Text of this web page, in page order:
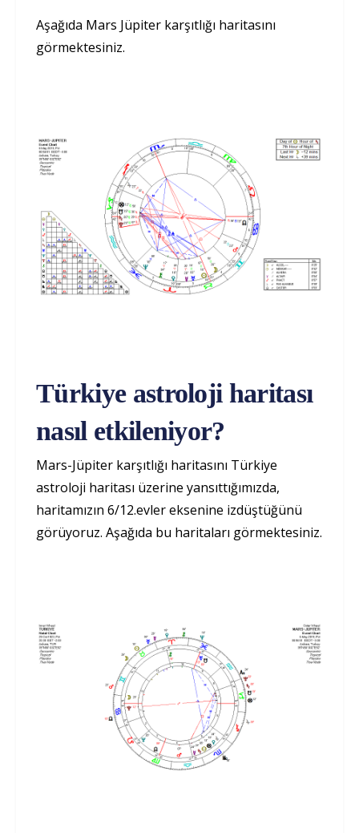
Aşağıda Mars Jüpiter karşıtlığı haritasını
görmektesiniz.
Türkiye astroloji haritası
nasıl etkileniyor?
Mars-Jüpiter karşıtlığı haritasını Türkiye
astroloji haritası üzerine yansıttığımızda,
haritamızın 6/12.evler eksenine izdüştüğünü
görüyoruz. Aşağıda bu haritaları görmektesiniz.